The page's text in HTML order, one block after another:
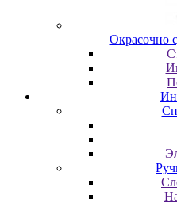
Oкpacoчнo